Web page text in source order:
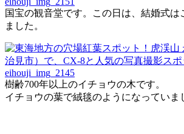
国宝の観音堂です。この日は、結婚式は
ました。
樹齢700年以上のイチョウの木です。
イチョウの葉で絨毯のようになっていま